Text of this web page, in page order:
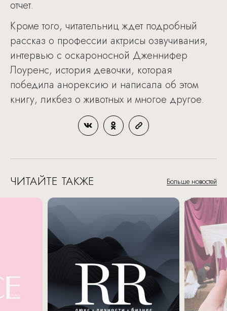
отчет.
Кроме того, читательниц ждет подробный
рассказ о профессии актрисы озвучивания,
интервью с оскароносной Дженнифер
Лоуренс, история девочки, которая
победила анорексию и написала об этом
книгу, ликбез о животных и многое другое.
ЧИТАЙТЕ ТАКЖЕ Больше новостей